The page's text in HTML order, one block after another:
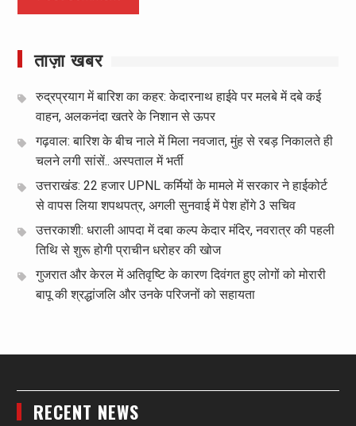
ताज़ा खबर
रुद्रप्रयाग में बारिश का कहर: केदारनाथ हाईवे पर मलबे में दबे कई
वाहन, अलकनंदा खतरे के निशान से ऊपर
गढ़वाल: बारिश के बीच नाले में मिला नवजात, मुंह से रबड़ निकालते ही
चलने लगी सांसें.. अस्पताल में भर्ती
उत्तराखंड: 22 हजार UPNL कर्मियों के मामले में सरकार ने हाईकोर्ट
से वापस लिया शपथपत्र, अगली सुनवाई में पेश होंगे 3 सचिव
उत्तरकाशी: धराली आपदा में दबा कल्प केदार मंदिर, नवरात्र की पहली
तिथि से शुरू होगी प्राचीन धरोहर की खोज
गुजरात और केरल में अतिवृष्टि के कारण दिवंगत हुए लोगों को मोरारी
बापू की श्रद्धांजलि और उनके परिजनों को सहायता
RECENT NEWS